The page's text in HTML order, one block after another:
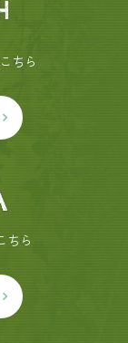
ちら
ちら